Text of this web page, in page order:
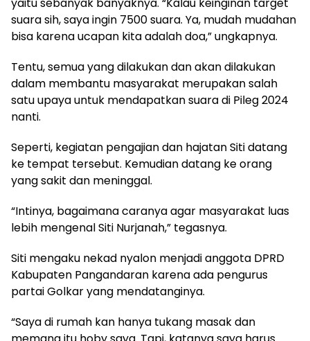
suara sih, saya ingin 7500 suara. Ya, mudah mudahan
bisa karena ucapan kita adalah doa,” ungkapnya.
Tentu, semua yang dilakukan dan akan dilakukan
dalam membantu masyarakat merupakan salah
satu upaya untuk mendapatkan suara di Pileg 2024
nanti.
Seperti, kegiatan pengajian dan hajatan Siti datang
ke tempat tersebut. Kemudian datang ke orang
yang sakit dan meninggal.
“Intinya, bagaimana caranya agar masyarakat luas
lebih mengenal Siti Nurjanah,” tegasnya.
Siti mengaku nekad nyalon menjadi anggota DPRD
Kabupaten Pangandaran karena ada pengurus
partai Golkar yang mendatanginya.
“Saya di rumah kan hanya tukang masak dan